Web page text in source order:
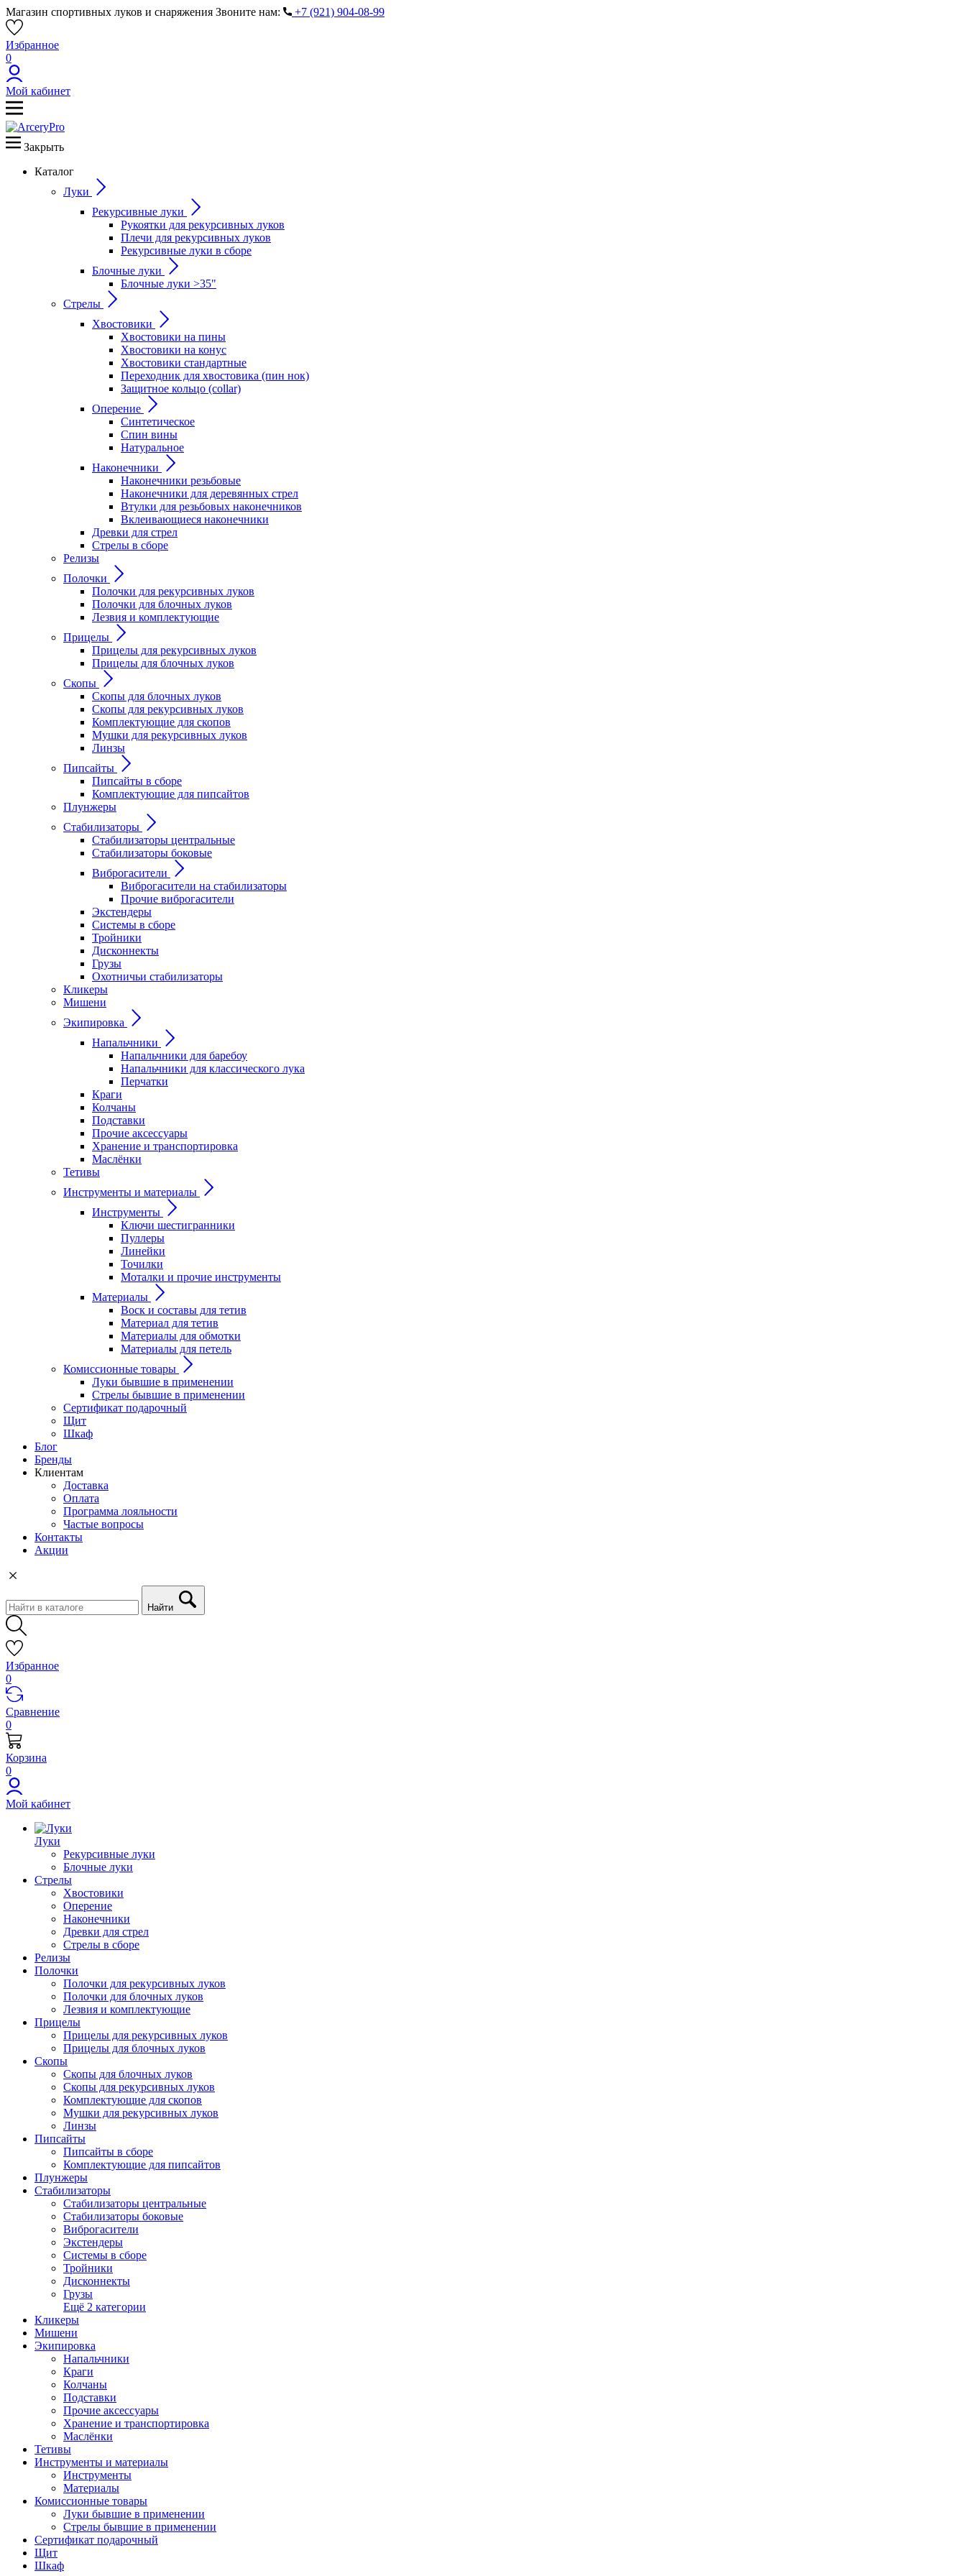
Магазин спортивных луков и снаряжения Звоните нам: +7 (921) 904-08-99
Избранное
0
Мой кабинет
Закрыть
Каталог
Луки
Рекурсивные луки
Рукоятки для рекурсивных луков
Плечи для рекурсивных луков
Рекурсивные луки в сборе
Блочные луки
Блочные луки >35"
Стрелы
Хвостовики
Хвостовики на пины
Хвостовики на конус
Хвостовики стандартные
Переходник для хвостовика (пин нок)
Защитное кольцо (collar)
Оперение
Синтетическое
Спин вины
Натуральное
Наконечники
Наконечники резьбовые
Наконечники для деревянных стрел
Втулки для резьбовых наконечников
Вклеивающиеся наконечники
Древки для стрел
Стрелы в сборе
Релизы
Полочки
Полочки для рекурсивных луков
Полочки для блочных луков
Лезвия и комплектующие
Прицелы
Прицелы для рекурсивных луков
Прицелы для блочных луков
Скопы
Скопы для блочных луков
Скопы для рекурсивных луков
Комплектующие для скопов
Мушки для рекурсивных луков
Линзы
Пипсайты
Пипсайты в сборе
Комплектующие для пипсайтов
Плунжеры
Стабилизаторы
Стабилизаторы центральные
Стабилизаторы боковые
Виброгасители
Виброгасители на стабилизаторы
Прочие виброгасители
Экстендеры
Системы в сборе
Тройники
Дисконнекты
Грузы
Охотничьи стабилизаторы
Кликеры
Мишени
Экипировка
Напальчники
Напальчники для баребоу
Напальчники для классического лука
Перчатки
Краги
Колчаны
Подставки
Прочие аксессуары
Хранение и транспортировка
Маслёнки
Тетивы
Инструменты и материалы
Инструменты
Ключи шестигранники
Пуллеры
Линейки
Точилки
Моталки и прочие инструменты
Материалы
Воск и составы для тетив
Материал для тетив
Материалы для обмотки
Материалы для петель
Комиссионные товары
Луки бывшие в применении
Стрелы бывшие в применении
Сертификат подарочный
Щит
Шкаф
Блог
Бренды
Клиентам
Доставка
Оплата
Программа лояльности
Частые вопросы
Контакты
Акции
Найти
Избранное
0
Сравнение
0
Корзина
0
Мой кабинет
Луки
Рекурсивные луки
Блочные луки
Стрелы
Хвостовики
Оперение
Наконечники
Древки для стрел
Стрелы в сборе
Релизы
Полочки
Полочки для рекурсивных луков
Полочки для блочных луков
Лезвия и комплектующие
Прицелы
Прицелы для рекурсивных луков
Прицелы для блочных луков
Скопы
Скопы для блочных луков
Скопы для рекурсивных луков
Комплектующие для скопов
Мушки для рекурсивных луков
Линзы
Пипсайты
Пипсайты в сборе
Комплектующие для пипсайтов
Плунжеры
Стабилизаторы
Стабилизаторы центральные
Стабилизаторы боковые
Виброгасители
Экстендеры
Системы в сборе
Тройники
Дисконнекты
Грузы
Ещё 2 категории
Кликеры
Мишени
Экипировка
Напальчники
Краги
Колчаны
Подставки
Прочие аксессуары
Хранение и транспортировка
Маслёнки
Тетивы
Инструменты и материалы
Инструменты
Материалы
Комиссионные товары
Луки бывшие в применении
Стрелы бывшие в применении
Сертификат подарочный
Щит
Шкаф